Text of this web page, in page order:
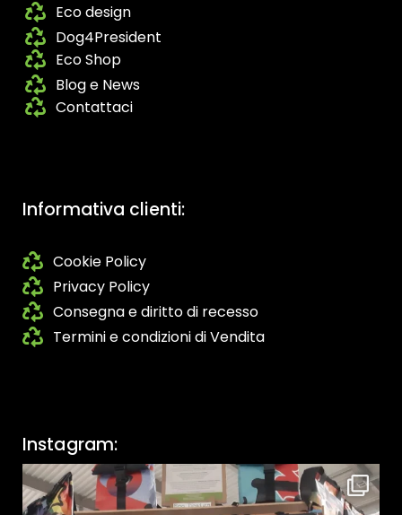
Eco design
Dog4President
Eco Shop
Blog e News
Contattaci
Informativa clienti:
Cookie Policy
Privacy Policy
Consegna e diritto di recesso
Termini e condizioni di Vendita
Instagram: